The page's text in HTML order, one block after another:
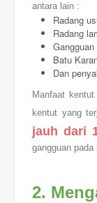
antara lain :
Radang
Radang
Batu
Dan
Manfaat
kentut yang
jauh dari
gangguan pada
2.